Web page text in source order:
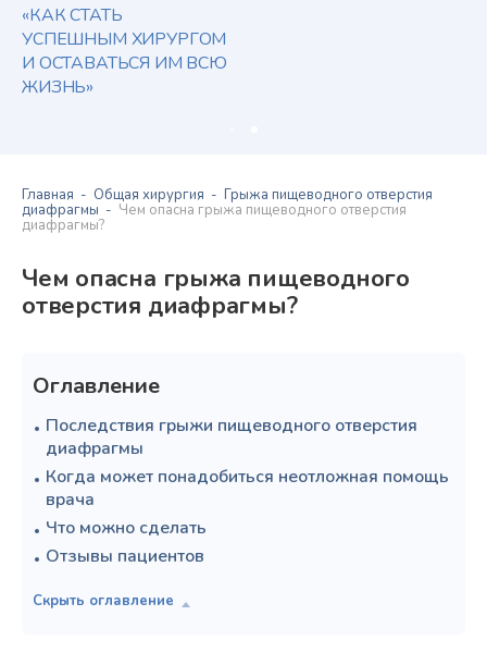
«КАК СТАТЬ
УСПЕШНЫМ ХИРУРГОМ
И ОСТАВАТЬСЯ ИМ ВСЮ
ЖИЗНЬ»
Главная Общая хирургия Грыжа пищеводного отверстия
диафрагмы Чем опасна грыжа пищеводного отверстия
диафрагмы?
Чем опасна грыжа пищеводного
отверстия диафрагмы?
Оглавление
Последствия грыжи пищеводного отверстия
диафрагмы
Когда может понадобиться неотложная помощь
врача
Что можно сделать
Отзывы пациентов